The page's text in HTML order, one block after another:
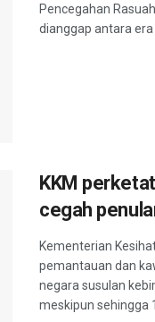
Pencegahan
dianggap antara era
KKM
cegah
Kementerian
pemantauan dan
negara susulan
meskipun sehingga